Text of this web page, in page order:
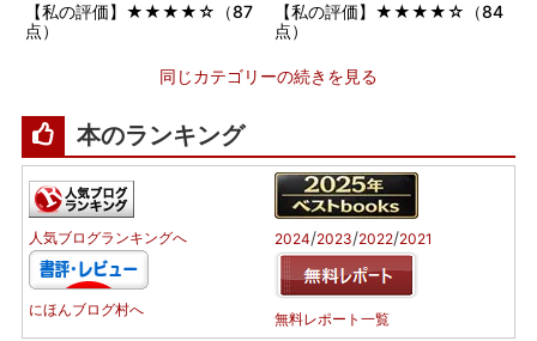
【私の評価】★★★★☆（87
点）
【私の評価】★★★★☆（84
点）
同じカテゴリーの続きを見る
本のランキング
人気ブログランキングへ
にほんブログ村へ
2024/2023/2022/2021
無料レポート一覧